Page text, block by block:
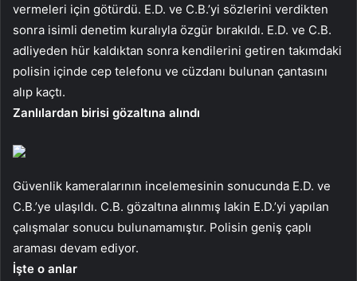
vermeleri için götürdü. E.D. ve C.B.’yi sözlerini verdikten
sonra isimli denetim kuralıyla özgür bırakıldı. E.D. ve C.B.
adliyeden hür kaldıktan sonra kendilerini getiren takımdaki
polisin içinde cep telefonu ve cüzdanı bulunan çantasını
alıp kaçtı.
Zanlılardan birisi gözaltına alındı
Güvenlik kameralarının incelemesinin sonucunda E.D. ve
C.B.’ye ulaşıldı. C.B. gözaltına alınmış lakin E.D.’yi yapılan
çalışmalar sonucu bulunamamıştır. Polisin geniş çaplı
araması devam ediyor.
İşte o anlar